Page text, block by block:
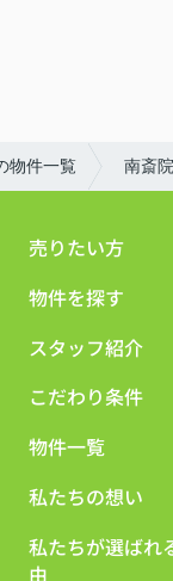
物件一覧 南斎
売りたい方
物件を探す
スタッフ紹介
こだわり条件
物件一覧
私たちの想い
私たちが選ばれ
由